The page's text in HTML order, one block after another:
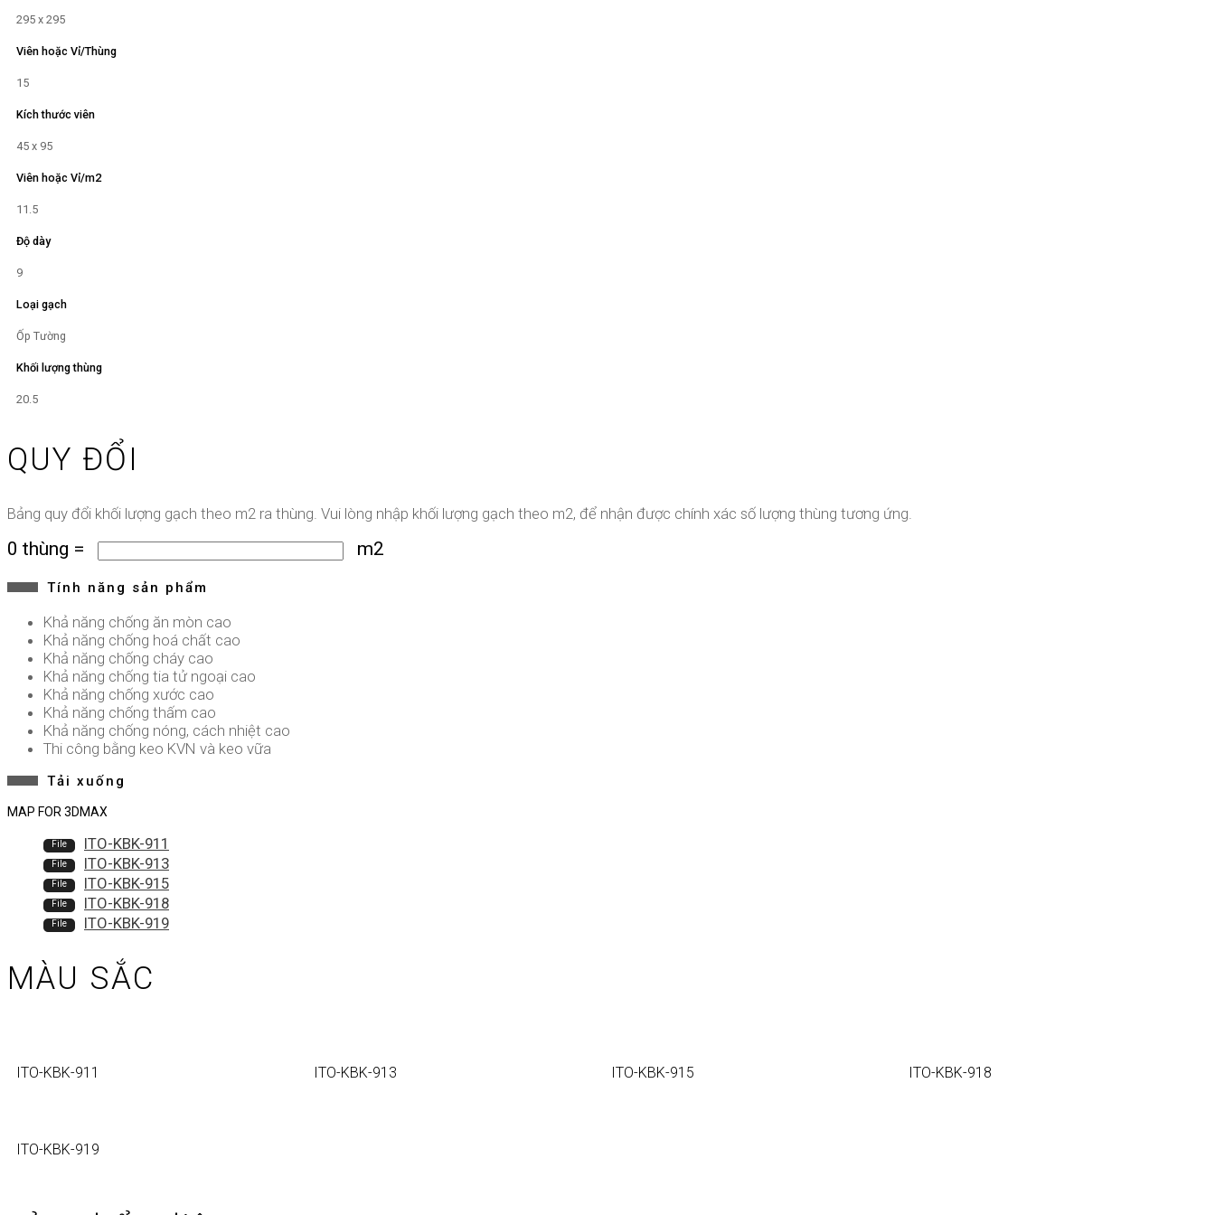
295 x 295
Viên hoặc Vỉ/Thùng
15
Kích thước viên
45 x 95
Viên hoặc Vỉ/m2
11.5
Độ dày
9
Loại gạch
Ốp Tường
Khối lượng thùng
20.5
QUY ĐỔI
Bảng quy đổi khối lượng gạch theo m2 ra thùng. Vui lòng nhập khối lượng gạch theo m2, để nhận được chính xác số lượng thùng tương ứng.
0 thùng = m2
Tính năng sản phẩm
Khả năng chống ăn mòn cao
Khả năng chống hoá chất cao
Khả năng chống cháy cao
Khả năng chống tia tử ngoại cao
Khả năng chống xước cao
Khả năng chống thấm cao
Khả năng chống nóng, cách nhiệt cao
Thi công bằng keo KVN và keo vữa
Tải xuống
MAP FOR 3DMAX
ITO-KBK-911
ITO-KBK-913
ITO-KBK-915
ITO-KBK-918
ITO-KBK-919
MÀU SẮC
ITO-KBK-911 ITO-KBK-913 ITO-KBK-915 ITO-KBK-918
ITO-KBK-919